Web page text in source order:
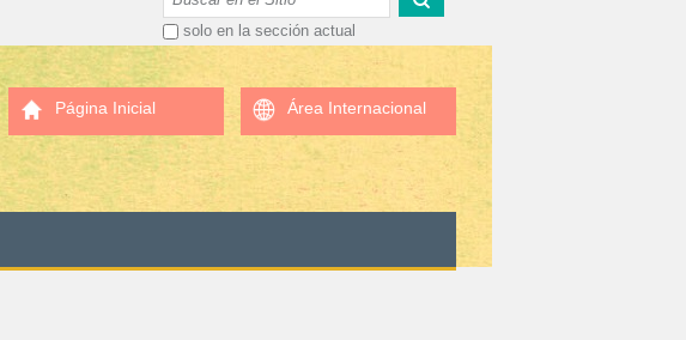
solo en la sección actual
Página Inicial Área Internacional